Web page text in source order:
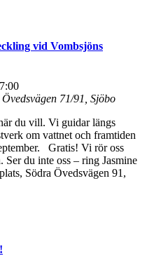
vid Vombsjöns
71/91, Sjöbo
du vill. Vi guidar längs
om vattnet och framtiden
Gratis! Vi rör oss
Ser du inte oss – ring Jasmine
Södra Övedsvägen 91,